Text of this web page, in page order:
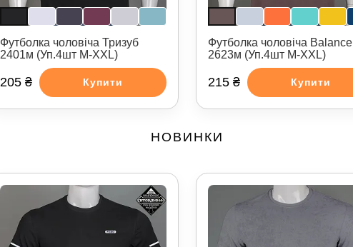
Футболка чоловіча Тризуб
2401м (Уп.4шт M-XXL)
205 ₴ Купити
Футболка чоловіча Balance
2623м (Уп.4шт M-XXL)
215 ₴ Купити
НОВИНКИ